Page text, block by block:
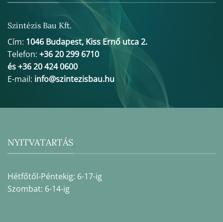
Szintézis Bau Kft.
Cím: 1046 Budapest, Kiss Ernő utca 2.
Telefon: +36 20 299 6710
és +36 20 424 0600
E-mail: info@szintezisbau.hu
NYITVATARTÁS
Hétfőtől-Péntekig: 6-17-ig
Szombat: 6-14-ig